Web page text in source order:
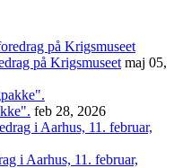
på Krigsmuseet maj 05,
feb 28, 2026
i Aarhus, 11. februar,